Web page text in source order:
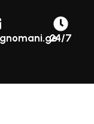
24/7